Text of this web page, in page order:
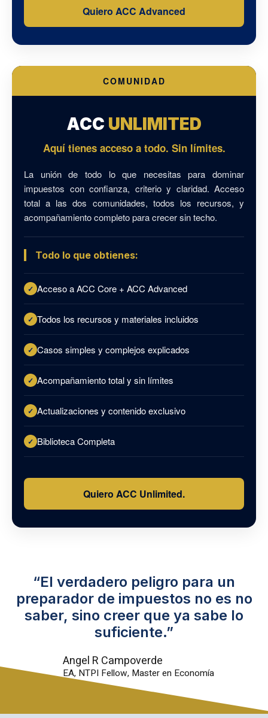
Quiero ACC Advanced
COMUNIDAD
ACC UNLIMITED
Aquí tienes acceso a todo. Sin límites.
La unión de todo lo que necesitas para dominar
impuestos con confianza, criterio y claridad. Acceso
total a las dos comunidades, todos los recursos, y
acompañamiento completo para crecer sin techo.
Todo lo que obtienes:
Acceso a ACC Core + ACC Advanced
Todos los recursos y materiales incluidos
Casos simples y complejos explicados
Acompañamiento total y sin límites
Actualizaciones y contenido exclusivo
Biblioteca Completa
Quiero ACC Unlimited.
“El verdadero peligro para un
preparador de impuestos no es no
saber, sino creer que ya sabe lo
suficiente.”
Angel R Campoverde
EA, NTPI Fellow, Master en Economía